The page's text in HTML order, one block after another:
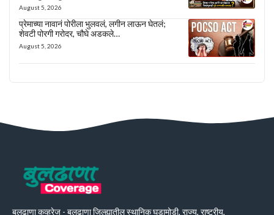
August 5, 2026
प्रेमाच्या नावानं पोरीला भुलवलं, लगीन लाऊन घेतलं;
शेवटी पोरगी गरोदर, चौघे अडकले…
August 5, 2026
बुलढाणा कव्हरेज - बुलढाणा जिल्ह्यातील स्थानिक घडामोडी, राज्य, राष्ट्रीय,